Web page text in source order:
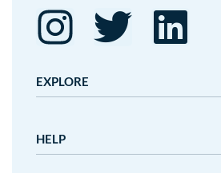
EXPLORE
Gaudí
HELP